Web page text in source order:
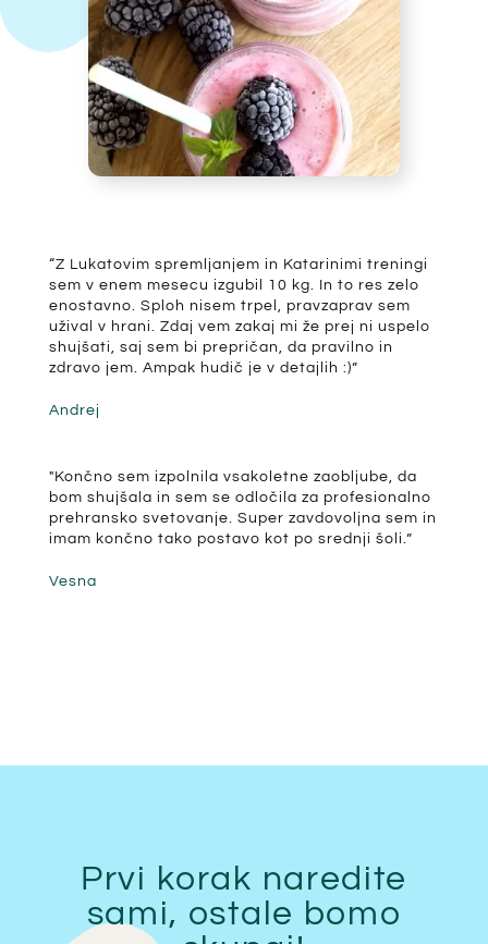
“Z Lukatovim spremljanjem in Katarinimi treningi
sem v enem mesecu izgubil 10 kg. In to res zelo
enostavno. Sploh nisem trpel, pravzaprav sem
užival v hrani. Zdaj vem zakaj mi že prej ni uspelo
shujšati, saj sem bi prepričan, da pravilno in
zdravo jem. Ampak hudič je v detajlih :)”
Andrej
"Končno sem izpolnila vsakoletne zaobljube, da
bom shujšala in sem se odločila za profesionalno
prehransko svetovanje. Super zavdovoljna sem in
imam končno tako postavo kot po srednji šoli.”
Vesna
Prvi korak naredite
sami, ostale bomo